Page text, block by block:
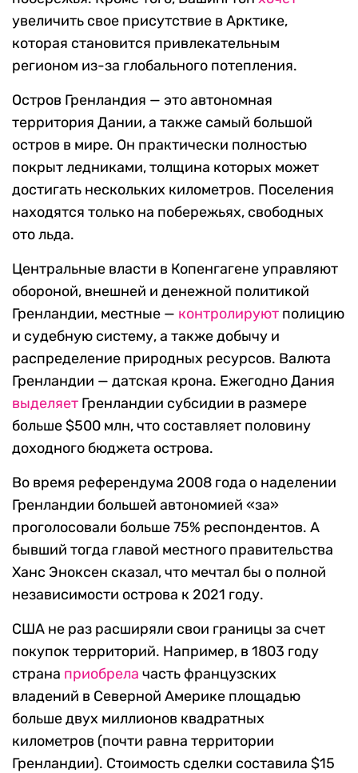
увеличить свое присутствие в Арктике,
которая становится привлекательным
регионом из-за глобального потепления.
Остров Гренландия — это автономная
территория Дании, а также самый большой
остров в мире. Он практически полностью
покрыт ледниками, толщина которых может
достигать нескольких километров. Поселения
находятся только на побережьях, свободных
ото льда.
Центральные власти в Копенгагене управляют
обороной, внешней и денежной политикой
Гренландии, местные — контролируют полицию
и судебную систему, а также добычу и
распределение природных ресурсов. Валюта
Гренландии — датская крона. Ежегодно Дания
выделяет Гренландии субсидии в размере
больше $500 млн, что составляет половину
доходного бюджета острова.
Во время референдума 2008 года о наделении
Гренландии большей автономией «за»
проголосовали больше 75% респондентов. А
бывший тогда главой местного правительства
Ханс Эноксен сказал, что мечтал бы о полной
независимости острова к 2021 году.
США не раз расширяли свои границы за счет
покупок территорий. Например, в 1803 году
страна приобрела часть французских
владений в Северной Америке площадью
больше двух миллионов квадратных
километров (почти равна территории
Гренландии). Стоимость сделки составила $15